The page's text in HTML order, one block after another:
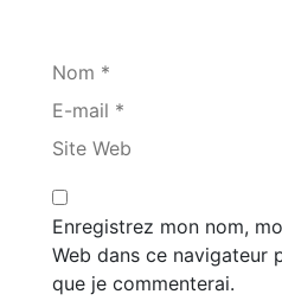
Nom *
E-mail *
Site Web
Enregistrez mon nom,
Web dans ce navigateur
que je commenterai.